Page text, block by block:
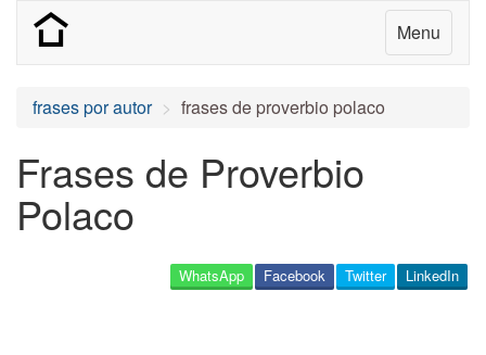
Menu
frases por autor frases de proverbio polaco
Frases de Proverbio
Polaco
LinkedIn
Twitter
Facebook
WhatsApp